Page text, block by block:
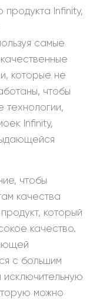
Infinity,
самые
которые не
чтобы
технологии,
Infinity,
чтобы
качества
который
качество.
с большим
исключительную
можно